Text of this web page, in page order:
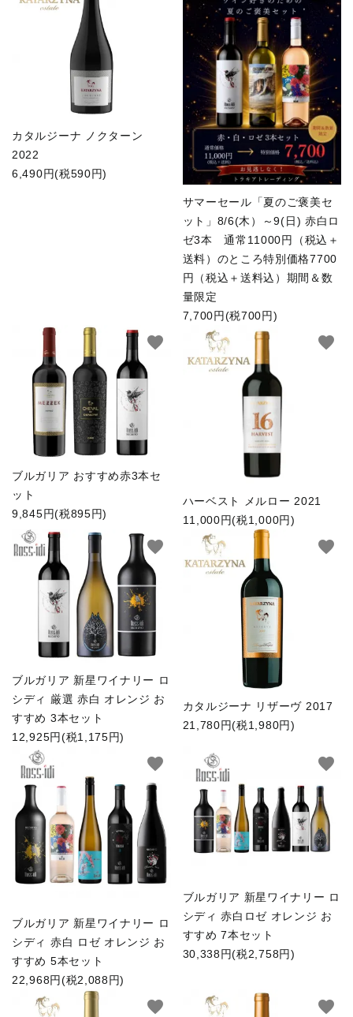
カタルジーナ ノクターン
2022
6,490円(税590円)
サマーセール「夏のご褒美セ
ット」8/6(木）～9(日) 赤白ロ
ゼ3本 通常11000円（税込＋
送料）のところ特別価格7700
円（税込＋送料込）期間＆数
量限定
7,700円(税700円)
ブルガリア おすすめ赤3本セ
ット
9,845円(税895円)
favorite
ハーベスト メルロー 2021
11,000円(税1,000円)
favorite
ブルガリア 新星ワイナリー ロ
シディ 厳選 赤白 オレンジ お
すすめ 3本セット
12,925円(税1,175円)
favorite
カタルジーナ リザーヴ 2017
21,780円(税1,980円)
favorite
ブルガリア 新星ワイナリー ロ
シディ 赤白 ロゼ オレンジ お
すすめ 5本セット
22,968円(税2,088円)
favorite
ブルガリア 新星ワイナリー ロ
シディ 赤白ロゼ オレンジ お
すすめ 7本セット
30,338円(税2,758円)
favorite
favorite favorite